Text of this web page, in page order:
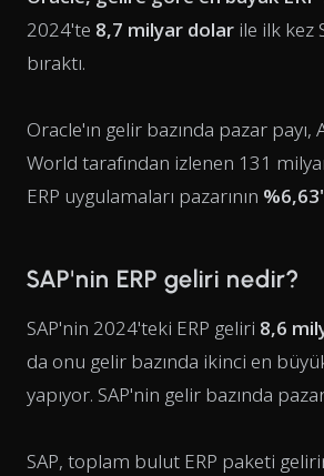
2024'te 8,7 milyar dolar ile ilk kez
bıraktı.
Oracle'ın gelir bazında pazar payı,
World tarafından izlenen 131
ERP uygulamaları pazarının
SAP'nin ERP geliri nedir?
SAP'nin 2024'teki ERP geliri 8,6
da onu gelir bazında ikinci en büyük
yapıyor. SAP'nin gelir bazında
SAP, toplam bulut ERP paketi